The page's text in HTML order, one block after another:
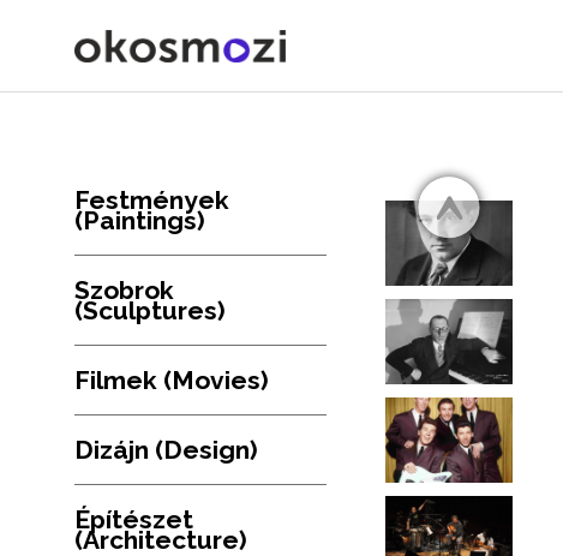
Festmények
(Paintings)
Szobrok
(Sculptures)
Filmek (Movies)
Dizájn (Design)
Építészet
(Architecture)